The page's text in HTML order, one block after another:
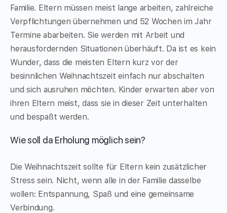
Familie. Eltern müssen meist lange arbeiten, zahlreiche
Verpflichtungen übernehmen und 52 Wochen im Jahr
Termine abarbeiten. Sie werden mit Arbeit und
herausfordernden Situationen überhäuft. Da ist es kein
Wunder, dass die meisten Eltern kurz vor der
besinnlichen Weihnachtszeit einfach nur abschalten
und sich ausruhen möchten. Kinder erwarten aber von
ihren Eltern meist, dass sie in dieser Zeit unterhalten
und bespaßt werden.
Wie soll da Erholung möglich sein?
Die Weihnachtszeit sollte für Eltern kein zusätzlicher
Stress sein. Nicht, wenn alle in der Familie dasselbe
wollen: Entspannung, Spaß und eine gemeinsame
Verbindung.